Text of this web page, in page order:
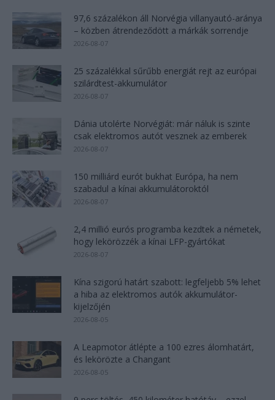
97,6 százalékon áll Norvégia villanyautó-aránya
– közben átrendeződött a márkák sorrendje
2026-08-07
25 százalékkal sűrűbb energiát rejt az európai
szilárdtest-akkumulátor
2026-08-07
Dánia utolérte Norvégiát: már náluk is szinte
csak elektromos autót vesznek az emberek
2026-08-07
150 milliárd eurót bukhat Európa, ha nem
szabadul a kínai akkumulátoroktól
2026-08-07
2,4 millió eurós programba kezdtek a németek,
hogy lekörözzék a kínai LFP-gyártókat
2026-08-07
Kína szigorú határt szabott: legfeljebb 5% lehet
a hiba az elektromos autók akkumulátor-
kijelzőjén
2026-08-05
A Leapmotor átlépte a 100 ezres álomhatárt,
és lekörözte a Changant
2026-08-05